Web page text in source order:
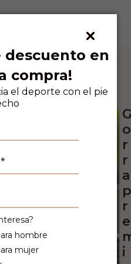
descuento en
compra!
el deporte con el pie
hombre
mujer
producto ahora
o
r
r
a
p
r
e
i